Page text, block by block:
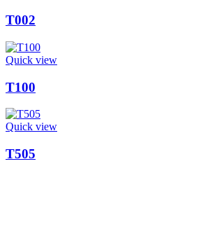
T002
Quick view
T100
Quick view
T505